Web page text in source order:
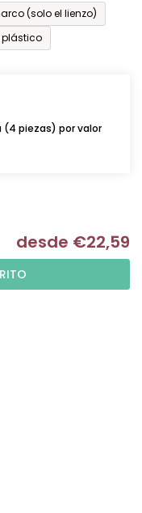
(solo el lienzo)
plástico
(4 piezas) por valor
desde €22,59